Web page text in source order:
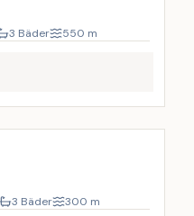
3 Bäder 550 m
3 Bäder 300 m